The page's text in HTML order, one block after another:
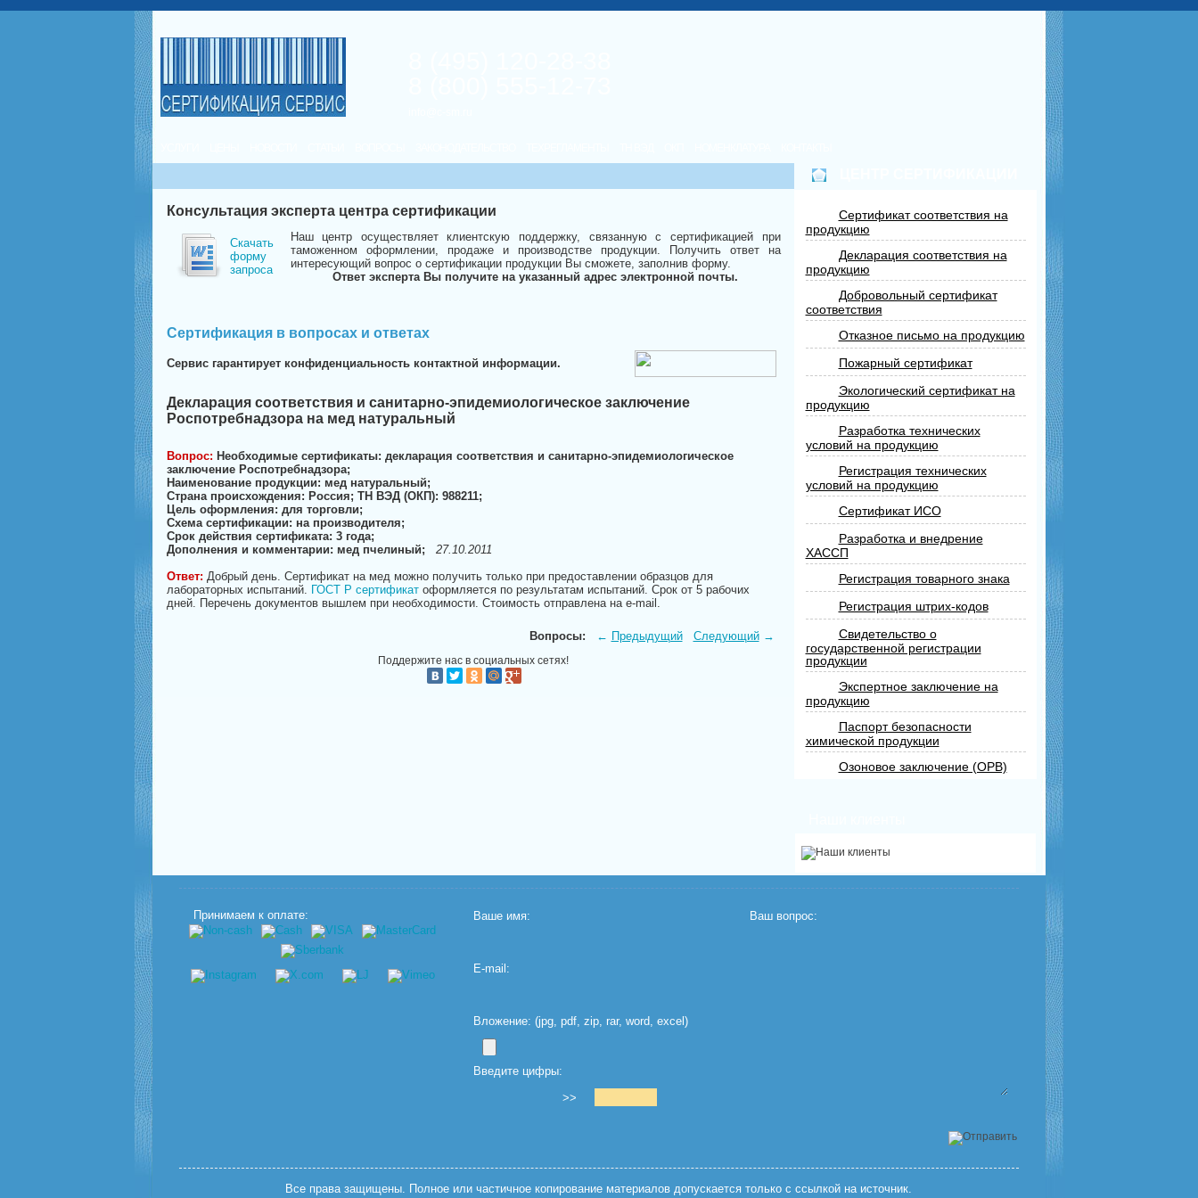
Консультация эксперта центра сертификации
Скачать
форму
запроса
Наш центр осуществляет клиентскую поддержку, связанную с сертификацией при
таможенном оформлении, продаже и производстве продукции. Получить ответ на
интересующий вопрос о сертификации продукции Вы сможете, заполнив форму.
Ответ эксперта Вы получите на указанный адрес электронной почты.
Сертификация в вопросах и ответах
Сервис гарантирует конфиденциальность контактной информации.
Декларация соответствия и санитарно-эпидемиологическое заключение
Роспотребнадзора на мед натуральный
Вопрос: Необходимые сертификаты: декларация соответствия и санитарно-эпидемиологическое
заключение Роспотребнадзора;
Наименование продукции: мед натуральный;
Страна происхождения: Россия; ТН ВЭД (ОКП): 988211;
Цель оформления: для торговли;
Схема сертификации: на производителя;
Срок действия сертификата: 3 года;
Дополнения и комментарии: мед пчелиный;
27.10.2011
Ответ: Добрый день. Сертификат на мед можно получить только при предоставлении образцов для
лабораторных испытаний. ГОСТ Р сертификатоформляется по результатам испытаний. Срок от 5 рабочих
дней. Перечень документов вышлем при необходимости. Стоимость отправлена на e-mail.
Вопросы: ← Предыдущий Следующий→
Поддержите нас в социальных сетях!
Сертификат соответствия на
продукцию
Декларация соответствия на
продукцию
Добровольный сертификат
соответствия
Отказное письмо на продукцию
Пожарный сертификат
Экологический сертификат на
продукцию
Разработка технических
условий на продукцию
Регистрация технических
условий на продукцию
Сертификат ИСО
Разработка и внедрение
ХАССП
Регистрация товарного знака
Регистрация штрих-кодов
Свидетельство о
государственной регистрации
продукции
Экспертное заключение на
продукцию
Паспорт безопасности
химической продукции
Озоновое заключение (ОРВ)
Принимаем к оплате: Ваше имя:
E-mail:
Вложение: (jpg, pdf, zip, rar, word, excel)
Введите цифры:
>>
Ваш вопрос:
Все права защищены. Полное или частичное копирование материалов допускается только с ссылкой на источник.